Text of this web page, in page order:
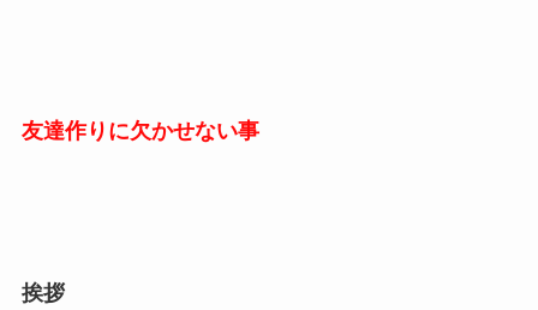
友達作りに欠かせない事
挨拶